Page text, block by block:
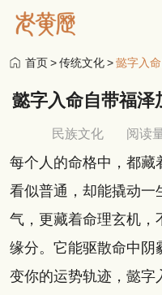
首页>传统文化>懿字入
懿字入命自带福泽
民族文化 阅读
每个人的命格中，都藏
看似普通，却能撬动一
气，更藏着命理玄机，
缘分。它能驱散命中阴
变你的运势轨迹，懿字